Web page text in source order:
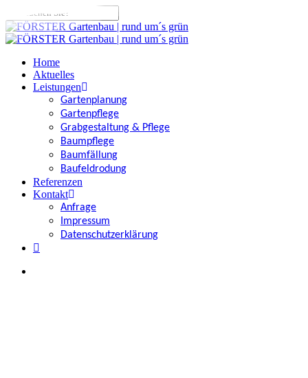
to
main
content
Close
Search
search
Menu
Home
Aktuelles
Leistungen
Gartenplanung
Gartenpflege
Grabgestaltung & Pflege
Baumpflege
Baumfällung
Baufeldrodung
Referenzen
Kontakt
Anfrage
Impressum
Datenschutzerklärung
facebook